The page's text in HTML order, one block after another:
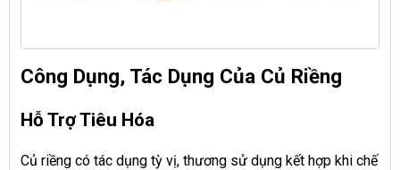
Công Dụng, Tác Dụng Của Củ Riềng
Hỗ Trợ Tiêu Hóa
Củ riềng có tác dụng tỳ vị, thương sử dụng kết hợp khi chế